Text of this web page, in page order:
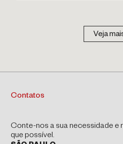
Veja
Contatos
Conte-nos a sua necessidade e
que possível.